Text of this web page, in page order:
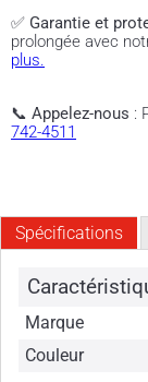
✅ Garantie et
prolongée avec
plus.
📞 Appelez-nous :
742-4511
Spécifications
Marque
Couleur